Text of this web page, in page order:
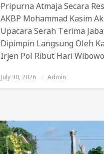
Pripurna Atmaja Secara
AKBP Mohammad Kasim
Upacara Serah Terima
Dipimpin Langsung Oleh
Irjen Pol Ribut Hari
Posted
On
July 30, 2026 Admin